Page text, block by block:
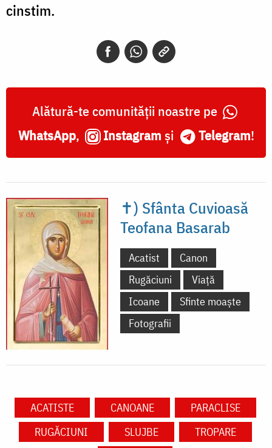
cinstim.
Alătură-te comunității noastre pe
WhatsApp, Instagram și Telegram!
✝) Sfânta Cuvioasă
Teofana Basarab
Acatist
Canon
Rugăciuni
Viață
Icoane
Sfinte moaște
Fotografii
ACATISTE CANOANE
PARACLISE
RUGĂCIUNI
SLUJBE
TROPARE